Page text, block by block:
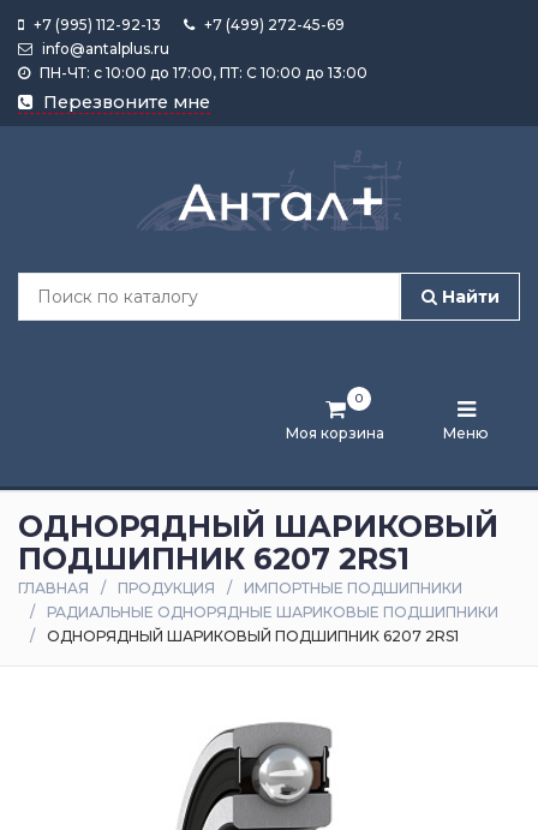
+7 (995) 112-92-13
+7 (499) 272-45-69
info@antalplus.ru
ПН-ЧТ: с 10:00 до 17:00, ПТ: С 10:00 до 13:00
Перезвоните мне
Найти
Моя корзина
0
Меню
Каталог
продукции
Лента
и
статьи
Оплата
доставка
ОДНОРЯДНЫЙ ШАРИКОВЫЙ
ПОДШИПНИК 6207 2RS1
ГЛАВНАЯ ПРОДУКЦИЯ
ИМПОРТНЫЕ ПОДШИПНИКИ
РАДИАЛЬНЫЕ ОДНОРЯДНЫЕ ШАРИКОВЫЕ ПОДШИПНИКИ
ОДНОРЯДНЫЙ ШАРИКОВЫЙ ПОДШИПНИК 6207 2RS1